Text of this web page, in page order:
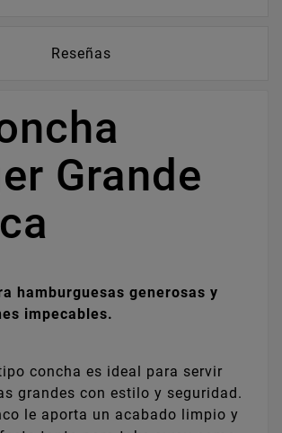
Reseñas
Grande
hamburguesas generosas y
impecables.
concha es ideal para servir
grandes con estilo y seguridad.
le aporta un acabado limpio y